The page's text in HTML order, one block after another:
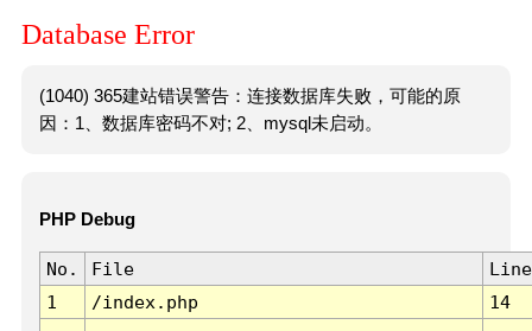
Database Error
(1040) 365建站错误警告：连接数据库失败，可能的原
因：1、数据库密码不对; 2、mysql未启动。
PHP Debug
No. File
Line
1
/index.php 14